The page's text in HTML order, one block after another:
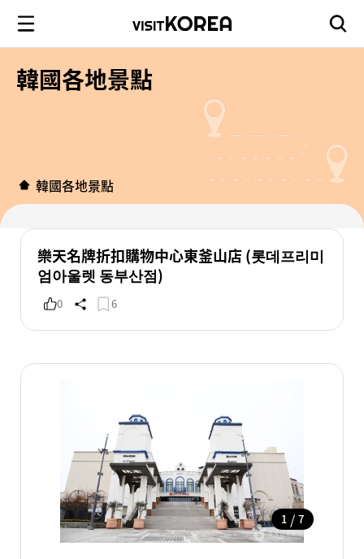
韓國各地景點
韓國各地景點
樂天名牌折扣購物中心東釜山店 (롯데프리미
엄아울렛 동부산점)
0 6
1 / 7